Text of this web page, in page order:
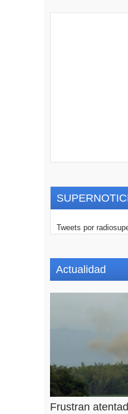
Tweets por
Actualidad
Frustran